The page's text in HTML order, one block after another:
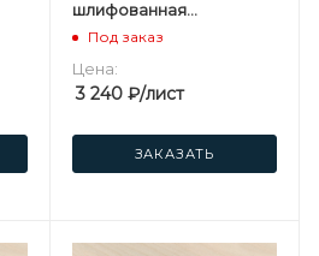
шлифованная
березовая
Под заказ
Цена:
3 240₽/лист
ЗАКАЗАТЬ